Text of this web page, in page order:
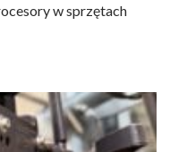
w sprzętach